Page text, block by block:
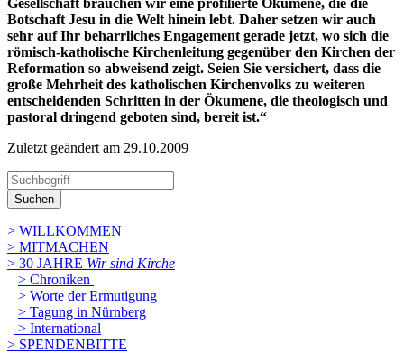
Botschaft Jesu in die Welt hinein lebt. Daher setzen wir auch
sehr auf Ihr beharrliches Engagement gerade jetzt, wo sich die
römisch-katholische Kirchenleitung gegenüber den Kirchen der
Reformation so abweisend zeigt. Seien Sie versichert, dass die
große Mehrheit des katholischen Kirchenvolks zu weiteren
entscheidenden Schritten in der Ökumene, die theologisch und
pastoral dringend geboten sind, bereit ist.“
Zuletzt geändert am 29­.10.2009
Suchen
> WILLKOMMEN
> MITMACHEN
> 30 JAHRE Wir sind Kirche
> Chroniken
> Worte der Ermutigung
> Tagung in Nürnberg
> International
> SPENDENBITTE